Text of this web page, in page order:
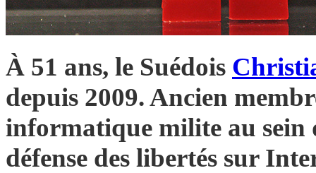
À 51 ans, le Suédois
depuis 2009. Ancien
informatique milite au sein
défense des libertés sur